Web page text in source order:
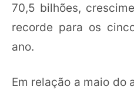
70,5 bilhões,
recorde para os
ano.
Em relação a maio do